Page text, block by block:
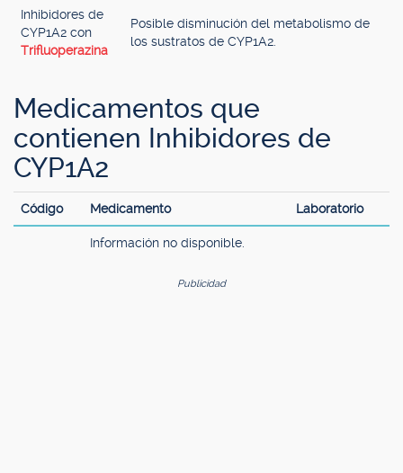
Inhibidores de
CYP1A2 con
Trifluoperazina
Posible disminución del metabolismo de
los sustratos de CYP1A2.
Medicamentos que
contienen Inhibidores de
CYP1A2
Código Medicamento Laboratorio
Información no disponible.
Publicidad